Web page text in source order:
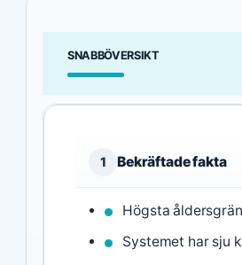
SNABBÖVERSIKT
1 Bekräftade fakta
Högsta
Systemet har sju